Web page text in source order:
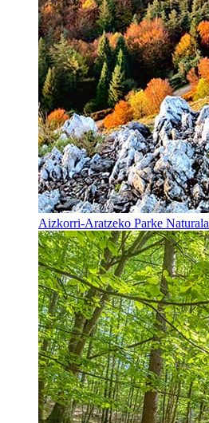
Aizkorri-Aratzeko Parke Naturala